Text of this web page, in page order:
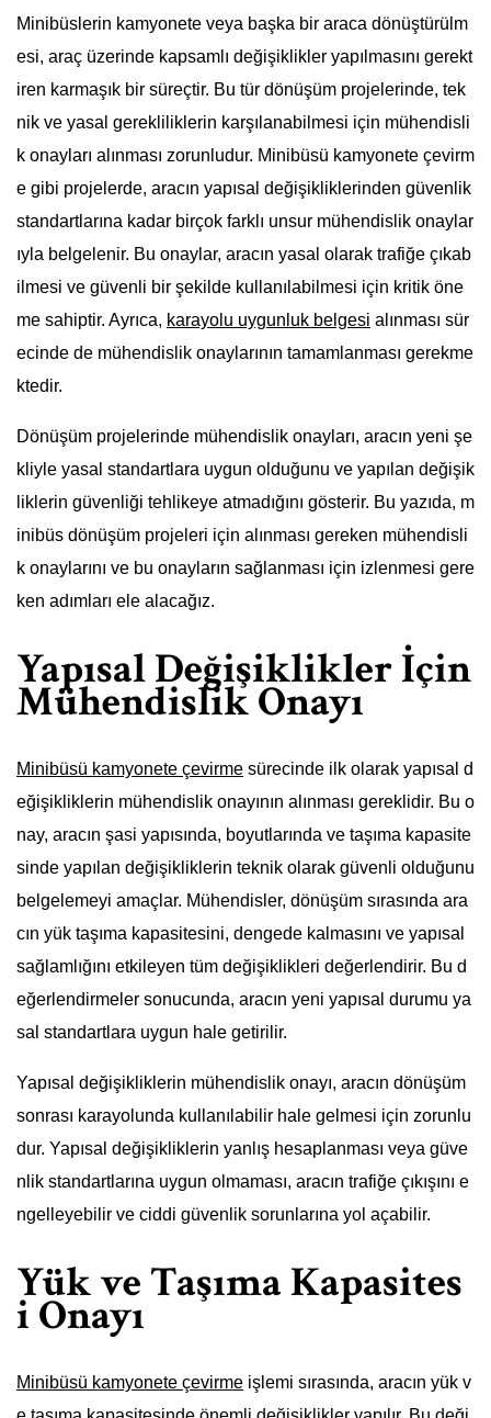
Minibüslerin kamyonete veya başka bir araca dönüştürülm
esi, araç üzerinde kapsamlı değişiklikler yapılmasını gerekt
iren karmaşık bir süreçtir. Bu tür dönüşüm projelerinde, tek
nik ve yasal gerekliliklerin karşılanabilmesi için mühendisli
k onayları alınması zorunludur. Minibüsü kamyonete çevirm
e gibi projelerde, aracın yapısal değişikliklerinden güvenlik
standartlarına kadar birçok farklı unsur mühendislik onaylar
ıyla belgelenir. Bu onaylar, aracın yasal olarak trafiğe çıkab
ilmesi ve güvenli bir şekilde kullanılabilmesi için kritik öne
me sahiptir. Ayrıca, karayolu uygunluk belgesi alınması sür
ecinde de mühendislik onaylarının tamamlanması gerekme
ktedir.
Dönüşüm projelerinde mühendislik onayları, aracın yeni şe
kliyle yasal standartlara uygun olduğunu ve yapılan değişik
liklerin güvenliği tehlikeye atmadığını gösterir. Bu yazıda, m
inibüs dönüşüm projeleri için alınması gereken mühendisli
k onaylarını ve bu onayların sağlanması için izlenmesi gere
ken adımları ele alacağız.
Yapısal Değişiklikler İçin
Mühendislik Onayı
Minibüsü kamyonete çevirme sürecinde ilk olarak yapısal d
eğişikliklerin mühendislik onayının alınması gereklidir. Bu o
nay, aracın şasi yapısında, boyutlarında ve taşıma kapasite
sinde yapılan değişikliklerin teknik olarak güvenli olduğunu
belgelemeyi amaçlar. Mühendisler, dönüşüm sırasında ara
cın yük taşıma kapasitesini, dengede kalmasını ve yapısal
sağlamlığını etkileyen tüm değişiklikleri değerlendirir. Bu d
eğerlendirmeler sonucunda, aracın yeni yapısal durumu ya
sal standartlara uygun hale getirilir.
Yapısal değişikliklerin mühendislik onayı, aracın dönüşüm
sonrası karayolunda kullanılabilir hale gelmesi için zorunlu
dur. Yapısal değişikliklerin yanlış hesaplanması veya güve
nlik standartlarına uygun olmaması, aracın trafiğe çıkışını e
ngelleyebilir ve ciddi güvenlik sorunlarına yol açabilir.
Yük ve Taşıma Kapasites
i Onayı
Minibüsü kamyonete çevirme işlemi sırasında, aracın yük v